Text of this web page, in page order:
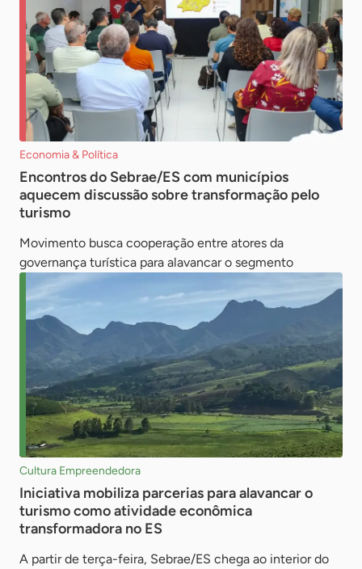
Economia & Política
Encontros do Sebrae/ES com municípios
aquecem discussão sobre transformação pelo
turismo
Movimento busca cooperação entre atores da
governança turística para alavancar o segmento
Cultura Empreendedora
Iniciativa mobiliza parcerias para alavancar o
turismo como atividade econômica
transformadora no ES
A partir de terça-feira, Sebrae/ES chega ao interior do